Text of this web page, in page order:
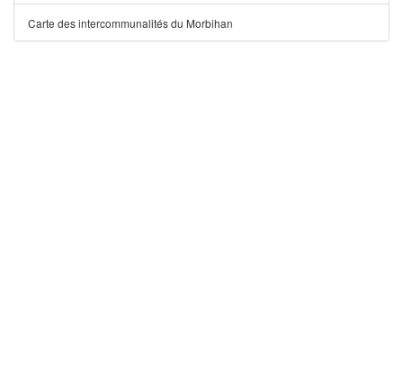
Carte des intercommunalités du Morbihan